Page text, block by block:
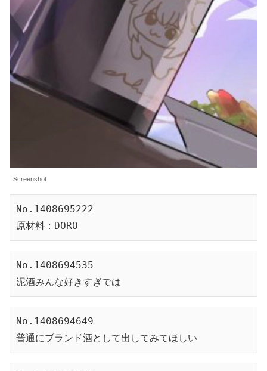
Screenshot
No.1408695222
原材料：DORO
No.1408694535
泥酒みんな好きすぎでは
No.1408694649
普通にブランド酒として出してみてほしい